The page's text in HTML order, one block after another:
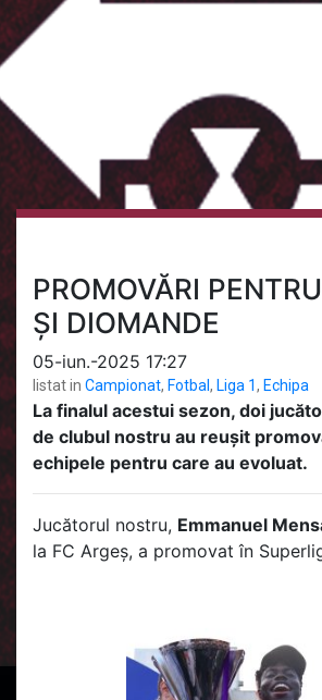
PROMOVĂRI
ȘI DIOMANDE
05-iun.-2025 17:27
listat in Campionat, Fotbal, Liga 1, Echipa
La finalul acestui sezon, doi
de clubul nostru au reușit
echipele pentru care au evoluat.
Jucătorul nostru, Emmanuel
la FC Argeș, a promovat în